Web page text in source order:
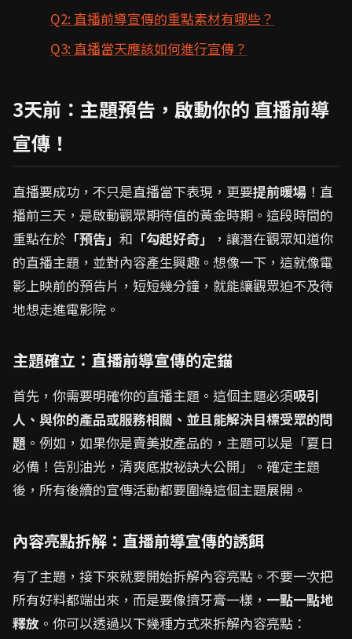
Q2: 直播前導宣傳的重點素材有哪些？
Q3: 直播當天應該如何進行宣傳？
3天前：主題預告，啟動你的 直播前導
宣傳！
直播要成功，不只是直播當下表現，更要提前暖場 ！直
播前三天，是啟動觀眾期待值的黃金時期。這段時間的
重點在於 「預告」 和 「勾起好奇」
，讓潛在觀眾知道你
的直播主題，並對內容產生興趣。想像一下，這就像電
影上映前的預告片，短短幾分鐘，就能讓觀眾迫不及待
地想走進電影院。
主題確立：直播前導宣傳的定錨
首先，你需要明確你的直播主題。這個主題必須吸引
人、與你的產品或服務相關、並且能解決目標受眾的問
題 。例如，如果你是賣美妝產品的，主題可以是「夏日
必備！告別油光，清爽底妝祕訣大公開」。確定主題
後，所有後續的宣傳活動都要圍繞這個主題展開。
內容亮點拆解：直播前導宣傳的誘餌
有了主題，接下來就要開始拆解內容亮點。不要一次把
所有好料都端出來，而是要像擠牙膏一樣， 一點一點地
釋放 。你可以透過以下幾種方式來拆解內容亮點：